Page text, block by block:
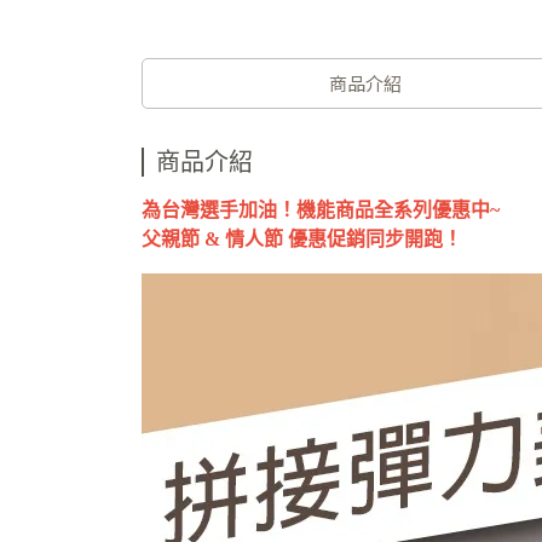
商品介紹
商品介紹
為台灣選手加油！機能商品全系列優惠中~
父親節 & 情人節 優惠促銷同步開跑！